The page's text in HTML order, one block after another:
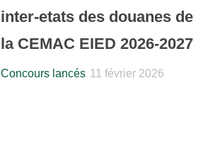
inter-etats des douanes de
la CEMAC EIED 2026-2027
Concours lancés 11 février 2026